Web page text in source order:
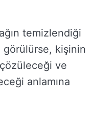
temizlendiği
kişinin
ve
anlamına